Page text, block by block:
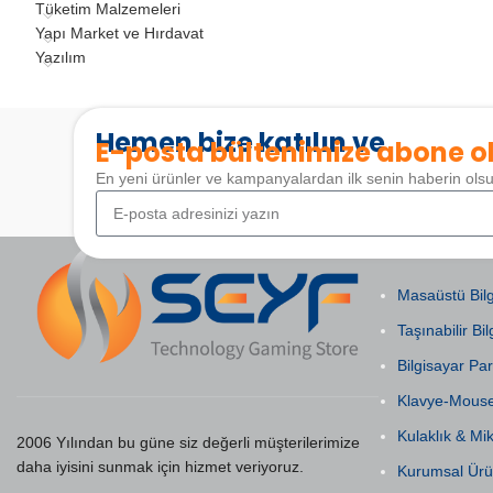
Tüketim Malzemeleri
Yapı Market ve Hırdavat
Yazılım
Hemen bize katılın ve
E-posta bültenimize abone
En yeni ürünler ve kampanyalardan ilk senin haberin
2006 Yılından bu güne siz değerli müşterilerimize
daha iyisini sunmak için hizmet veriyoruz.
Masaüstü
Taşınabilir
Bilgisayar
Klavye-
Kulaklık &
Kurumsal